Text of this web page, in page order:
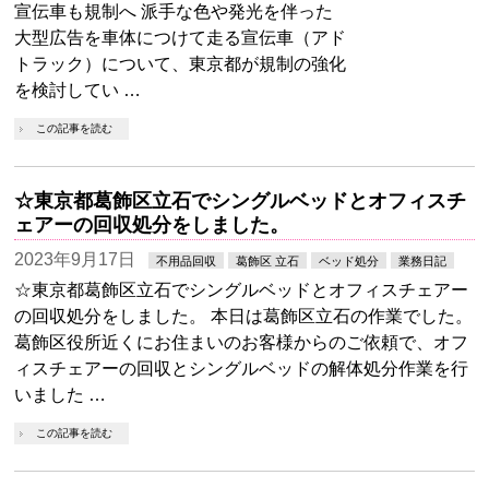
宣伝車も規制へ 派手な色や発光を伴った
大型広告を車体につけて走る宣伝車（アド
トラック）について、東京都が規制の強化
を検討してい …
この記事を読む
☆東京都葛飾区立石でシングルベッドとオフィスチ
ェアーの回収処分をしました。
2023年9月17日 不用品回収 葛飾区 立石 ベッド処分 業務日記
☆東京都葛飾区立石でシングルベッドとオフィスチェアー
の回収処分をしました。 本日は葛飾区立石の作業でした。
葛飾区役所近くにお住まいのお客様からのご依頼で、オフ
ィスチェアーの回収とシングルベッドの解体処分作業を行
いました …
この記事を読む